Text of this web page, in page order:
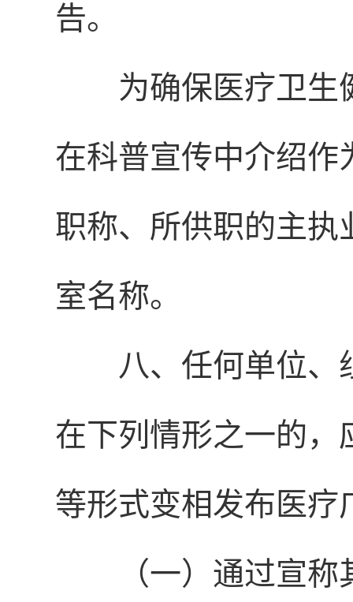
告。
为确保医疗卫生
在科普宣传中介绍作
职称、所供职的主执
室名称。
八、任何单位、
在下列情形之一的，
等形式变相发布医疗
（一）通过宣